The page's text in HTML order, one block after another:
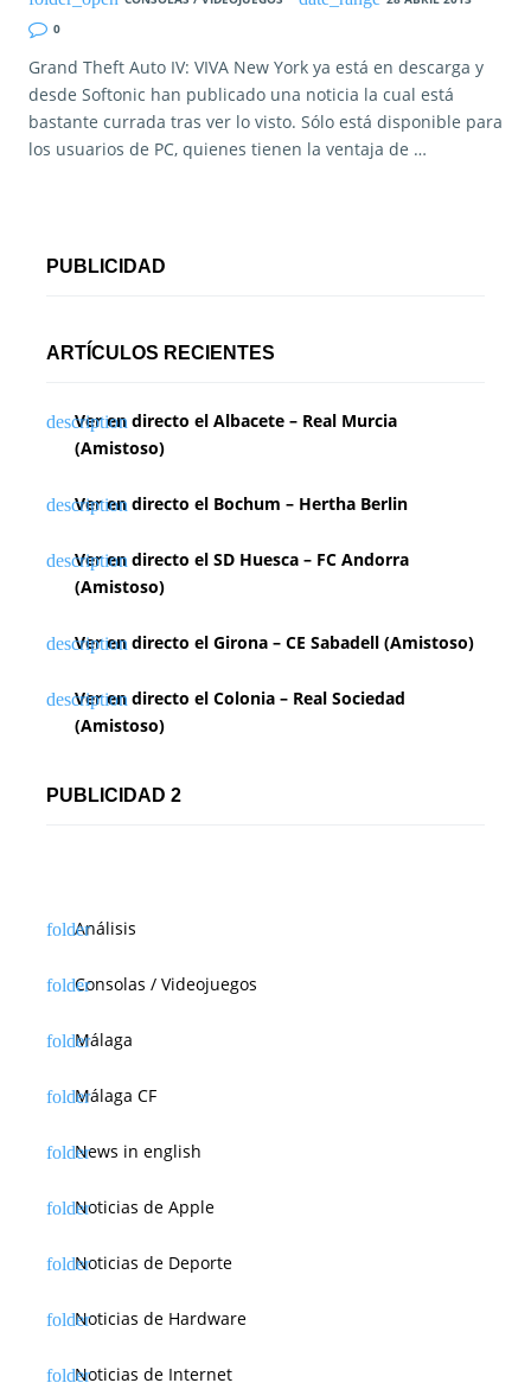
0
Grand Theft Auto IV: VIVA New York ya está en descarga y
desde Softonic han publicado una noticia la cual está
bastante currada tras ver lo visto. Sólo está disponible para
los usuarios de PC, quienes tienen la ventaja de …
PUBLICIDAD
ARTÍCULOS RECIENTES
Ver en directo el Albacete – Real Murcia
(Amistoso)
Ver en directo el Bochum – Hertha Berlin
Ver en directo el SD Huesca – FC Andorra
(Amistoso)
Ver en directo el Girona – CE Sabadell (Amistoso)
Ver en directo el Colonia – Real Sociedad
(Amistoso)
PUBLICIDAD 2
Análisis
Consolas / Videojuegos
Málaga
Málaga CF
News in english
Noticias de Apple
Noticias de Deporte
Noticias de Hardware
Noticias de Internet